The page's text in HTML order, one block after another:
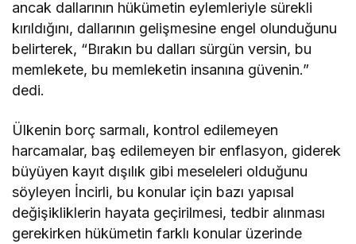
ancak dallarının hükümetin eylemleriyle sürekli
kırıldığını, dallarının gelişmesine engel olunduğunu
belirterek, “Bırakın bu dalları sürgün versin, bu
memlekete, bu memleketin insanına güvenin.”
dedi.
Ülkenin borç sarmalı, kontrol edilemeyen
harcamalar, baş edilemeyen bir enflasyon, giderek
büyüyen kayıt dışılık gibi meseleleri olduğunu
söyleyen İncirli, bu konular için bazı yapısal
değişikliklerin hayata geçirilmesi, tedbir alınması
gerekirken hükümetin farklı konular üzerinde